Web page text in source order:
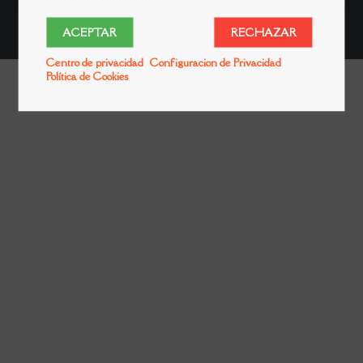
© 2018 Merindad Tierras del Cid. Todos los derechos reservados.
Prohibida la reproducción total o parcial de los datos contenidos sin
permiso expreso de la misma.
ACEPTAR RECHAZAR
Centro de privacidad Configuracion de Privacidad
Política de Cookies